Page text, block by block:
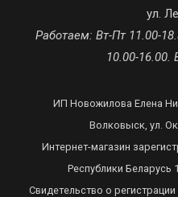
ул.
Работаем: Вт-Пт 11.00-
10.00-16.00.
ИП Новожилова Елена
Волковыск, ул.
Интернет-магазин
Республики Беларусь
Свидетельство о